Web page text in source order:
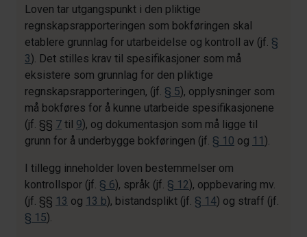
Loven tar utgangspunkt i den pliktige
regnskapsrapporteringen som bokføringen skal
etablere grunnlag for utarbeidelse og kontroll av (jf. §
3). Det stilles krav til spesifikasjoner som må
eksistere som grunnlag for den pliktige
regnskapsrapporteringen, (jf. § 5), opplysninger som
må bokføres for å kunne utarbeide spesifikasjonene
(jf. §§ 7 til 9), og dokumentasjon som må ligge til
grunn for å underbygge bokføringen (jf. § 10 og 11).
I tillegg inneholder loven bestemmelser om
kontrollspor (jf. § 6), språk (jf. § 12), oppbevaring mv.
(jf. §§ 13 og 13 b), bistandsplikt (jf. § 14) og straff (jf.
§ 15).